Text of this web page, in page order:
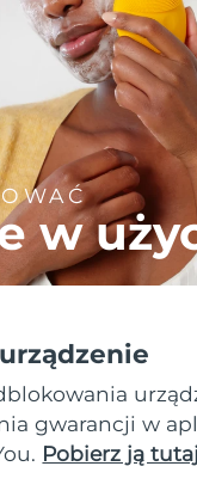
w
gwarancji w
Pobierz ją